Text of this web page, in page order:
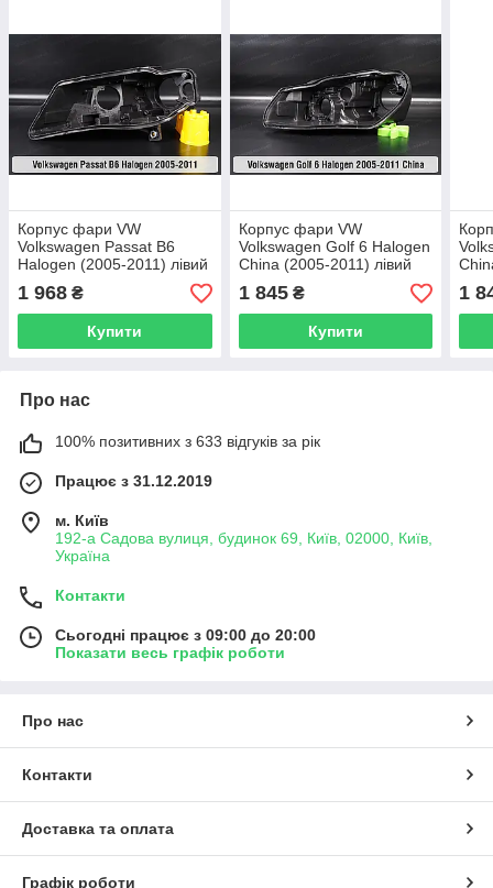
Корпус фари VW
Volkswagen Passat B6
Halogen (2005-2011) лівий
1 968 ₴
Купити
Корпус фари VW
Volkswagen Golf 6 Halogen
China (2005-2011) лівий
1 845₴
Купити
1
Про нас
100% позитивних з 633 відгуків за рік
Працює з 31.12.2019
м. Київ
192-а Садова вулиця, будинок 69, Київ, 02000, Київ,
Україна
Контакти
Сьогодні працює з 09:00 до 20:00
Показати весь графік роботи
Про нас
Контакти
Доставка та оплата
Графік роботи